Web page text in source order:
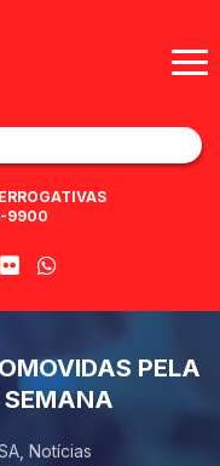
9900
PELA
SEMANA
, Notícias